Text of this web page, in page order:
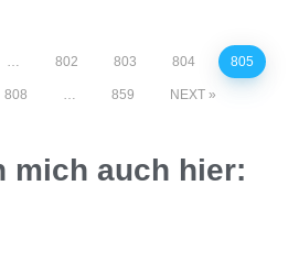
… 802 803 804 805
808 … 859 NEXT
mich auch hier: